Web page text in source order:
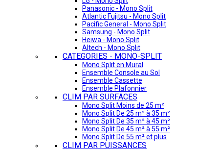
Panasonic - Mono Split
Atlantic Fujitsu - Mono Split
Pacific General - Mono Split
Samsung - Mono Split
Heiwa - Mono Split
Altech - Mono Split
CATEGORIES - MONO-SPLIT
Mono Split en Mural
Ensemble Console au Sol
Ensemble Cassette
Ensemble Plafonnier
CLIM PAR SURFACES
Mono Split Moins de 25 m²
Mono Split De 25 m² à 35 m²
Mono Split De 35 m² à 45 m²
Mono Split De 45 m² à 55 m²
Mono Split De 55 m² et plus
CLIM PAR PUISSANCES